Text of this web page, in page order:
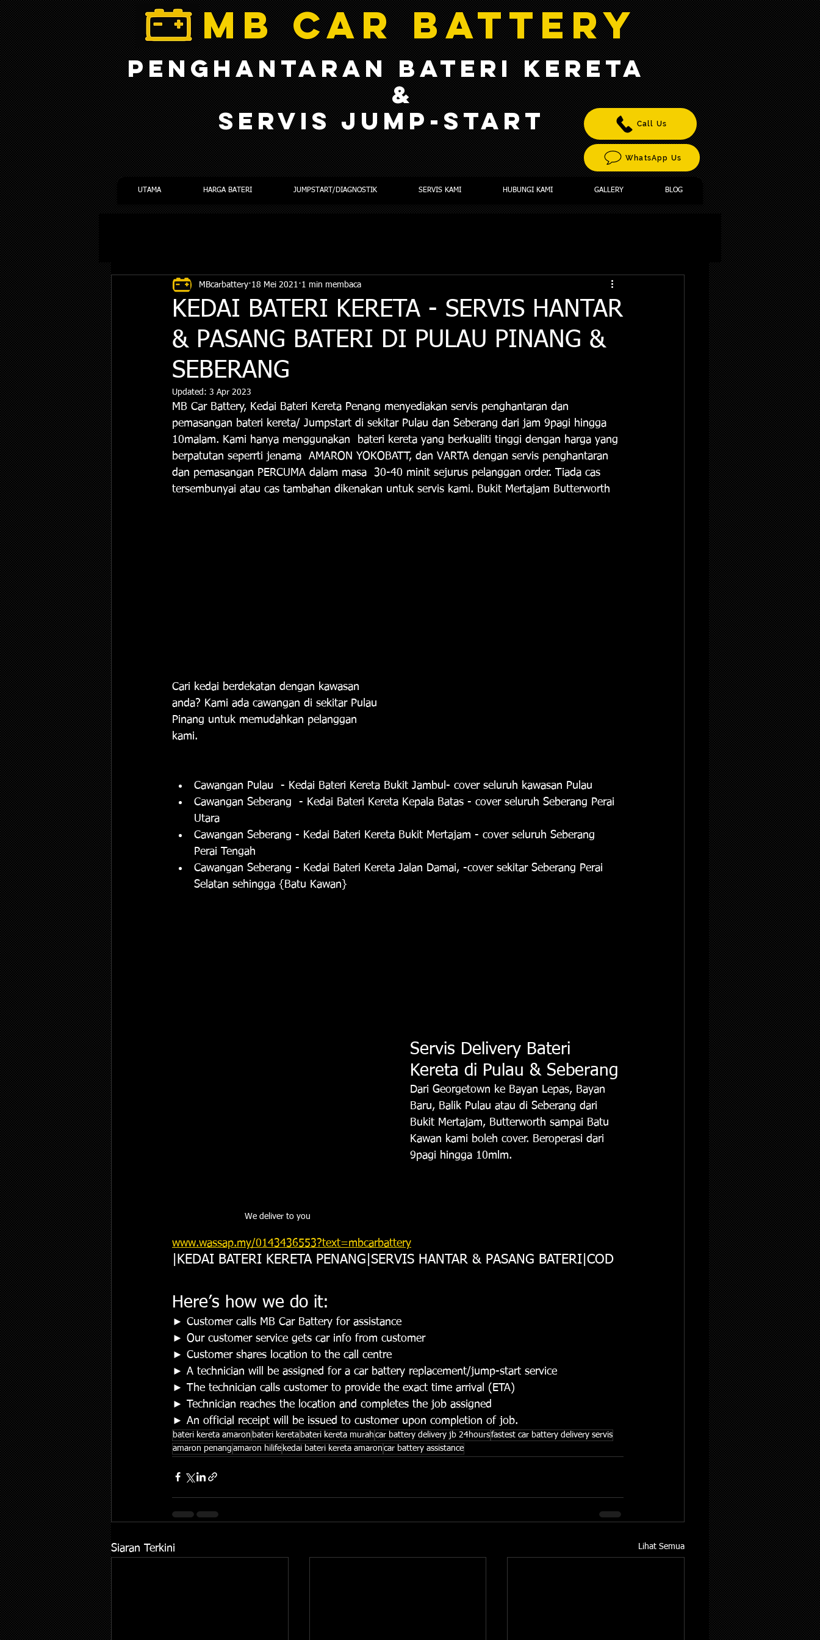
MB CAR BATTERY
PENGHANTARAN BATERI KERETA
&
SERVIS jump-START
Call Us
WhatsApp Us
UTAMA HARGA BATERI JUMPSTART/DIAGNOSTIK SERVIS KAMI HUBUNGI KAMI GALLERY BLOG
KEDAI BATERI KERETA - SERVIS HANTAR
& PASANG BATERI DI PULAU PINANG &
SEBERANG
MBcarbattery 18 Mei 2021 1 min membaca
Updated: 3 Apr 2023
MB Car Battery, Kedai Bateri Kereta Penang menyediakan servis penghantaran dan
pemasangan bateri kereta/ Jumpstart di sekitar Pulau dan Seberang dari jam 9pagi hingga
10malam. Kami hanya menggunakan  bateri kereta yang berkualiti tinggi dengan harga yang
berpatutan seperrti jenama  AMARON YOKOBATT, dan VARTA dengan servis penghantaran
dan pemasangan PERCUMA dalam masa  30-40 minit sejurus pelanggan order. Tiada cas
tersembunyai atau cas tambahan dikenakan untuk servis kami. Bukit Mertajam Butterworth
Cari kedai berdekatan dengan kawasan
anda? Kami ada cawangan di sekitar Pulau
Pinang untuk memudahkan pelanggan
kami.
Cawangan Pulau  - Kedai Bateri Kereta Bukit Jambul- cover seluruh kawasan Pulau
Cawangan Seberang  - Kedai Bateri Kereta Kepala Batas - cover seluruh Seberang Perai
Utara
Cawangan Seberang - Kedai Bateri Kereta Bukit Mertajam - cover seluruh Seberang
Perai Tengah
Cawangan Seberang - Kedai Bateri Kereta Jalan Damai, -cover sekitar Seberang Perai
Selatan sehingga {Batu Kawan}
We deliver to you
Servis Delivery Bateri
Kereta di Pulau & Seberang
Dari Georgetown ke Bayan Lepas, Bayan
Baru, Balik Pulau atau di Seberang dari
Bukit Mertajam, Butterworth sampai Batu
Kawan kami boleh cover. Beroperasi dari
9pagi hingga 10mlm.
www.wassap.my/0143436553?text=mbcarbattery
|KEDAI BATERI KERETA PENANG|SERVIS HANTAR & PASANG BATERI|COD
Here’s how we do it:
► Customer calls MB Car Battery for assistance
► Our customer service gets car info from customer
► Customer shares location to the call centre
► A technician will be assigned for a car battery replacement/jump-start service
► The technician calls customer to provide the exact time arrival (ETA)
► Technician reaches the location and completes the job assigned
► An official receipt will be issued to customer upon completion of job.
bateri kereta amaron bateri kereta bateri kereta murah car battery delivery jb 24hoursfastest car battery delivery servis
amaron penang amaron hilife kedai bateri kereta amaron car battery assistance
Siaran Terkini Lihat Semua